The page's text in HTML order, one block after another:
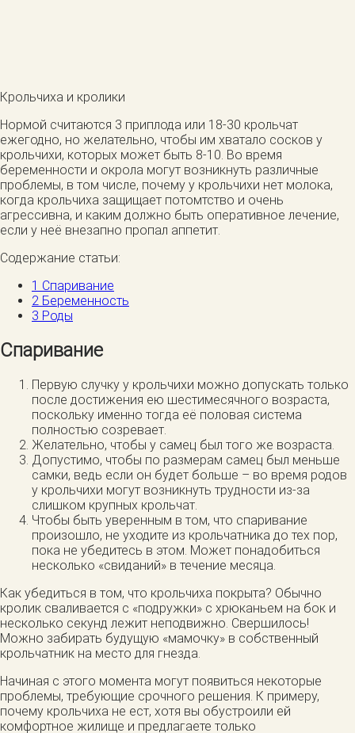
Крольчиха и кролики
Нормой считаются 3 приплода или 18-30 крольчат
ежегодно, но желательно, чтобы им хватало сосков у
крольчихи, которых может быть 8-10. Во время
беременности и окрола могут возникнуть различные
проблемы, в том числе, почему у крольчихи нет молока,
когда крольчиха защищает потомтство и очень
агрессивна, и каким должно быть оперативное лечение,
если у неё внезапно пропал аппетит.
Содержание статьи:
1 Спаривание
2 Беременность
3 Роды
Спаривание
Первую случку у крольчихи можно допускать только
после достижения ею шестимесячного возраста,
поскольку именно тогда её половая система
полностью созревает.
Желательно, чтобы у самец был того же возраста.
Допустимо, чтобы по размерам самец был меньше
самки, ведь если он будет больше – во время родов
у крольчихи могут возникнуть трудности из-за
слишком крупных крольчат.
Чтобы быть уверенным в том, что спаривание
произошло, не уходите из крольчатника до тех пор,
пока не убедитесь в этом. Может понадобиться
несколько «свиданий» в течение месяца.
Как убедиться в том, что крольчиха покрыта? Обычно
кролик сваливается с «подружки» с хрюканьем на бок и
несколько секунд лежит неподвижно. Свершилось!
Можно забирать будущую «мамочку» в собственный
крольчатник на место для гнезда.
Начиная с этого момента могут появиться некоторые
проблемы, требующие срочного решения. К примеру,
почему крольчиха не ест, хотя вы обустроили ей
комфортное жилище и предлагаете только